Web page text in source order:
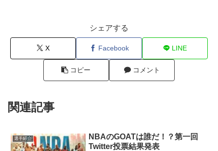
シェアする
X Facebook LINE
コピー コメント
関連記事
選手紹介
NBAのGOATは誰だ！？第一回
Twitter投票結果発表